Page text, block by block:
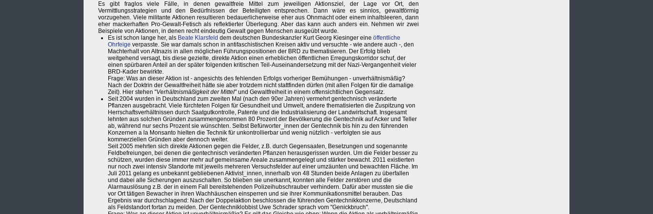
Es gibt fraglos viele Fälle, in denen gewaltfreie Mittel zum jeweiligen Aktionsziel, der Lage vor Ort, den
Vermittlungsstrategien und den Bedürfnissen der Beteiligten entsprechen. Dann wäre es sinnlos, gewaltförmig
vorzugehen. Viele militante Aktionen resultieren bedauerlicherweise eher aus Ohnmacht oder einem inhaltsleeren, dann
eher mackerhaften Pro-Gewalt-Fetisch als reflektierter Überlegung. Aber das kann auch anders ein. Nehmen wir zwei
Beispiele von Aktionen, in denen recht eindeutig Gewalt gegen Menschen ausgeübt wurde.
Es ist schon lange her, als Beate Klarsfeld dem deutschen Bundeskanzler Kurt Georg Kiesinger eine öffentliche
Ohrfeige verpasste. Sie war damals schon in antifaschistischen Kreisen aktiv und versuchte - wie andere auch -, den
Machterhalt von Altnazis in allen möglichen Führungspositionen der BRD zu thematisieren. Der Erfolg blieb
weitgehend versagt, bis diese gezielte, direkte Aktion einen erheblichen öffentlichen Erregungskorridor schuf, der
einen spürbaren Anteil an der später folgenden kritischen Teil-Auseinandersetzung mit der Nazi-Vergangenheit vieler
BRD-Kader bewirkte.
Frage: Was an dieser Aktion ist - angesichts des fehlenden Erfolgs vorheriger Bemühungen - unverhältnismäßig?
Nach der Doktrin der Gewaltfreiheit hätte sie aber trotzdem nicht stattfinden dürfen (mit allen Folgen für die damalige
Zeit). Hier stehen "Verhältnismäßigkeit der Mittel" und Gewaltfreiheit in einem offensichtlichen Gegensatz.
Seit 2004 wurden in Deutschland zum zweiten Mal (nach den 90er Jahren) vermehrt gentechnisch veränderte
Pflanzen ausgebracht. Viele fürchteten Folgen für Gesundheit und Umwelt, andere thematisierten die Zuspitzung von
Herrschaftsverhältnissen durch Saatgutkontrolle, Patente und die Industrialisierung der Landwirtschaft. Insgesamt
lehnten aus solchen Gründen zusammengenommen 80 Prozent der Bevölkerung die Gentechnik auf Acker und Teller
ab, während nur sechs Prozent sie wünschten. Selbst Befürworter_innen der Gentechnik bis hin zu den führenden
Konzernen a la Monsanto hielten die Technik für unkontrollierbar und wenig nützlich - verfolgten sie aus
kommerziellen Gründen aber dennoch weiter.
Seit 2005 mehrten sich direkte Aktionen gegen die Felder, z.B. durch Gegensaaten, Besetzungen und sogenannte
Feldbefreiungen, bei denen die gentechnisch veränderten Pflanzen herausgerissen wurden. Um die Felder besser zu
schützen, wurden diese immer mehr auf gemeinsame Areale zusammengelegt und stärker bewacht. 2011 existierten
nur noch zwei intensiv Standorte mit jeweils mehreren Versuchsfelder auf einer umzäunten und bewachten Fläche. Im
Juli 2011 gelang es unbekannt gebliebenen Aktivist_innen, innerhalb von 48 Stunden beide Anlagen zu überfallen
und dabei alle Sicherungen auszuschalten. So blieben sie unerkannt, konnten alle Felder zerstören und die
Alarmauslösung z.B. der in einem Fall bereitstehenden Polizeihubschrauber verhindern. Dafür aber mussten sie die
vor Ort tätigen Bewacher in ihren Wachhäuschen einsperren und sie ihrer Kommunikationsmittel berauben. Das
Ergebnis war durchschlagend: Nach der Doppelaktion beschlossen die führenden Gentechnikkonzerne, Deutschland
als Feldstandort fortan zu meiden. Der Gentechniklobbist Uwe Schrader sprach vom "Genickbruch".